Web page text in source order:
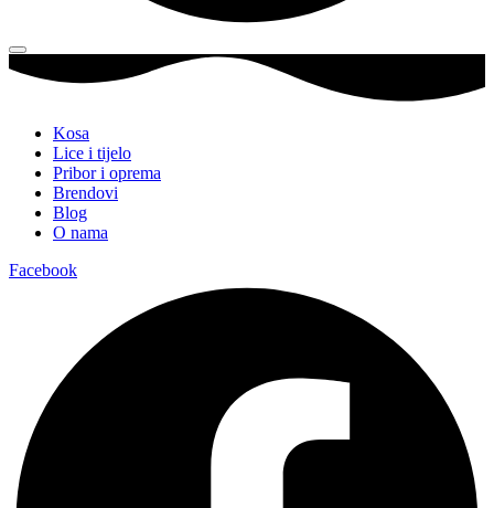
Kosa
Lice i tijelo
Pribor i oprema
Brendovi
Blog
O nama
Facebook